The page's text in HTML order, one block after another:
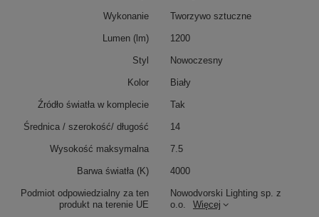
Podmiot odpowiedzialny za ten
produkt na terenie UE
Nowodvorski Lighting sp. z
o.o.
Więcej
Wykonanie Tworzywo sztuczne
Lumen (lm) 1200
Styl Nowoczesny
Kolor Biały
Źródło światła w komplecie Tak
Średnica / szerokość/ długość 14
Wysokość maksymalna 7.5
Barwa światła (K) 4000